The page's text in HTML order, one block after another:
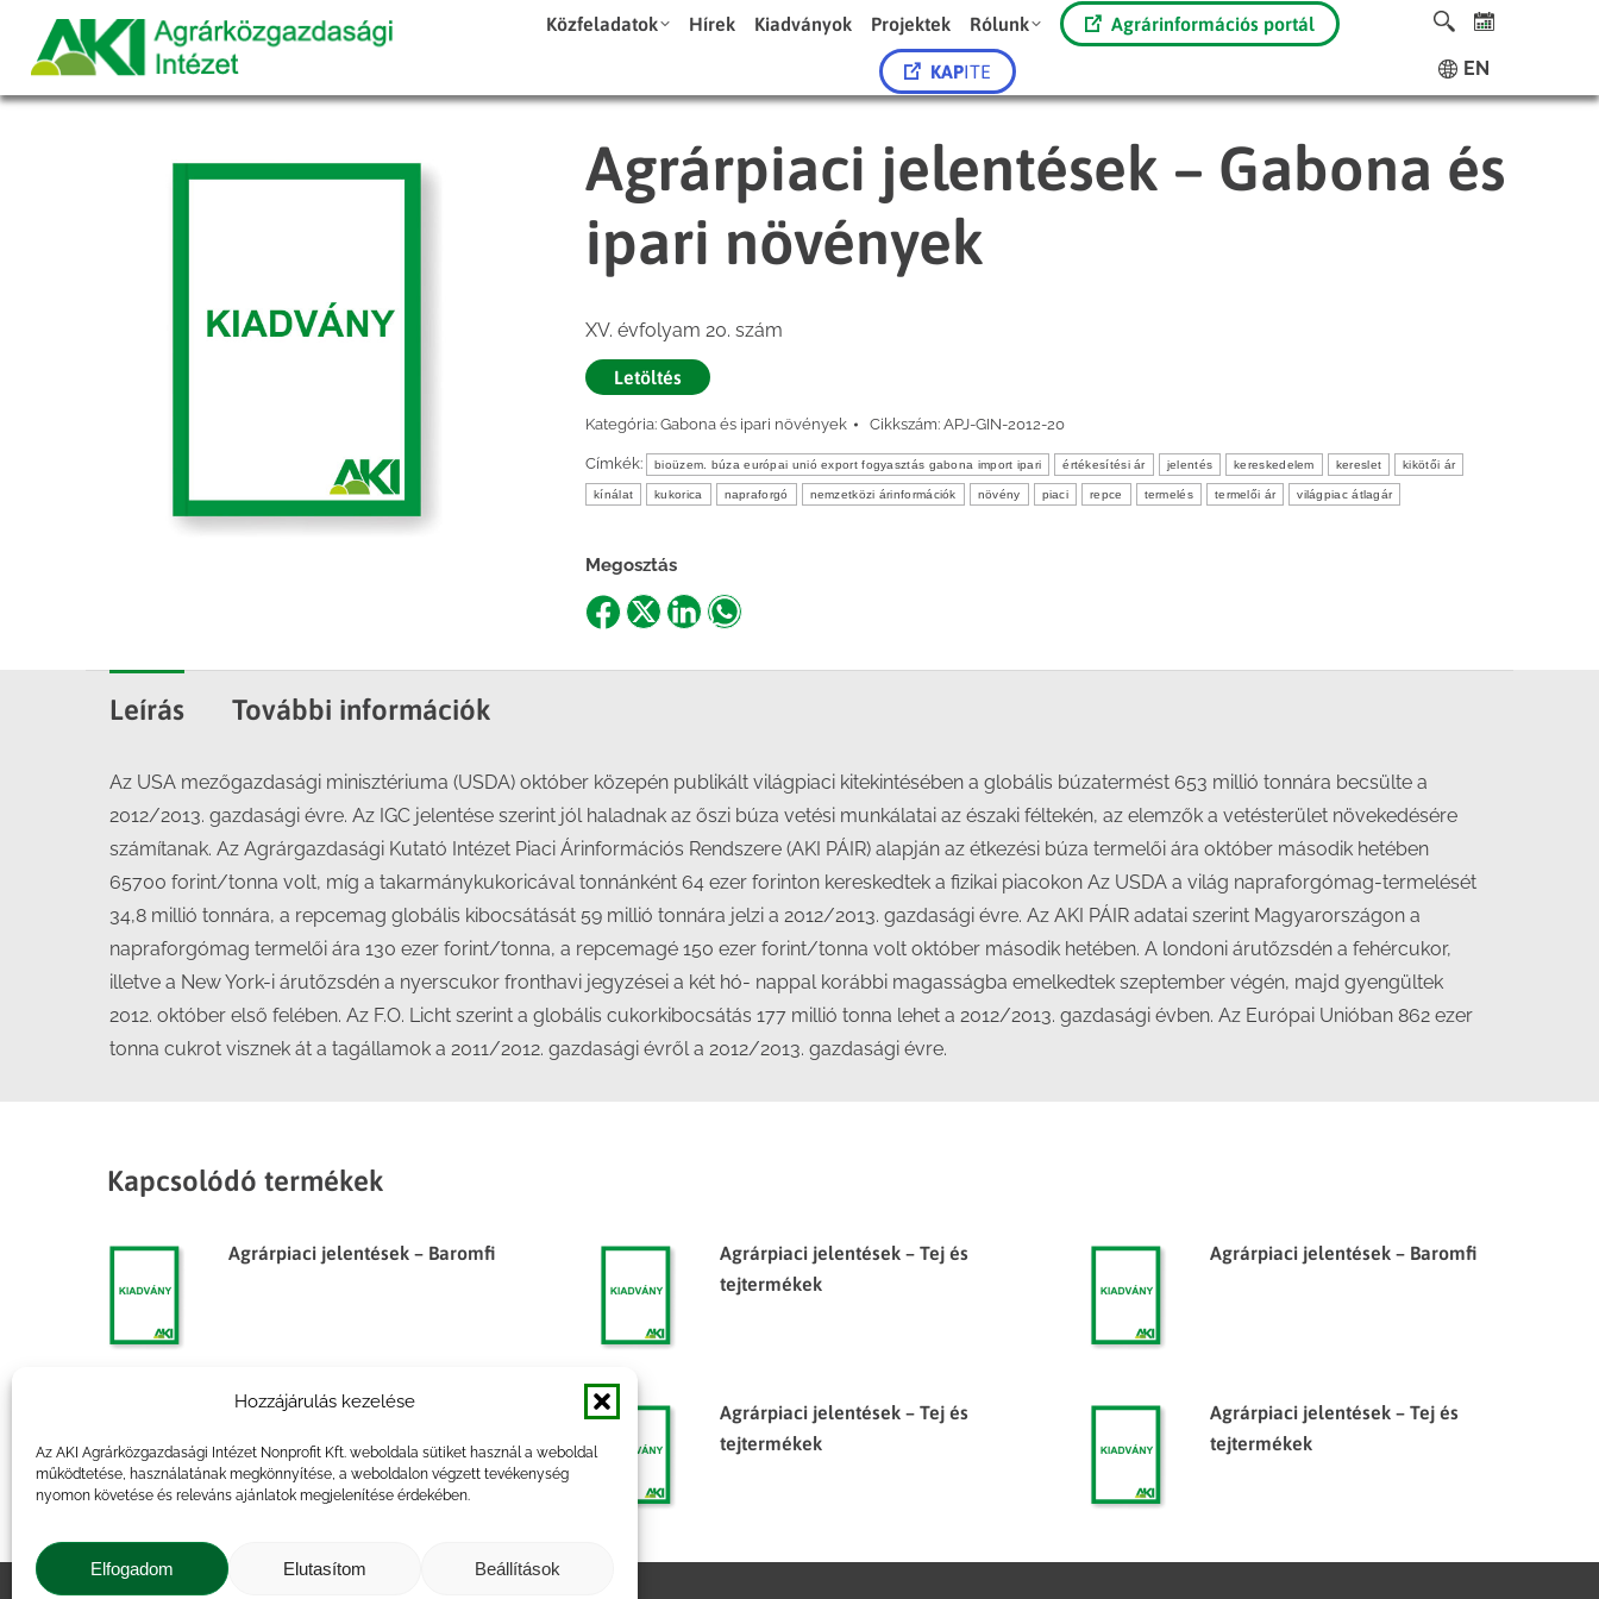
Hozzájárulás kezelése
Az AKI Agrárközgazdasági Intézet Nonprofit Kft. weboldala sütiket használ a weboldal
működtetése, használatának megkönnyítése, a weboldalon végzett tevékenység
nyomon követése és releváns ajánlatok megjelenítése érdekében.
Elfogadom Elutasítom Beállítások
Közfeladatok Hírek Kiadványok Projektek Rólunk Agrárinformációs portál
KAPITE EN
Agrárpiaci jelentések – Gabona és
ipari növények
XV. évfolyam 20. szám
Letöltés
Kategória: Gabona és ipari növények Cikkszám: APJ-GIN-2012-20
Címkék: bioüzem. búza európai unió export fogyasztás gabona import ipari értékesítési ár jelentés kereskedelem kereslet kikötői ár
kínálat kukorica napraforgó nemzetközi árinformációk növény piaci repce termelés termelői ár világpiac átlagár
Megosztás
ShareShareShareShare
Leírás További információk
Az USA mezőgazdasági minisztériuma (USDA) október közepén publikált világpiaci kitekintésében a globális búzatermést 653 millió tonnára becsülte a
2012/2013. gazdasági évre. Az IGC jelentése szerint jól haladnak az őszi búza vetési munkálatai az északi féltekén, az elemzők a vetésterület növekedésére
számítanak. Az Agrárgazdasági Kutató Intézet Piaci Árinformációs Rendszere (AKI PÁIR) alapján az étkezési búza termelői ára október második hetében
65700 forint/tonna volt, míg a takarmánykukoricával tonnánként 64 ezer forinton kereskedtek a fizikai piacokon Az USDA a világ napraforgómag-termelését
34,8 millió tonnára, a repcemag globális kibocsátását 59 millió tonnára jelzi a 2012/2013. gazdasági évre. Az AKI PÁIR adatai szerint Magyarországon a
napraforgómag termelői ára 130 ezer forint/tonna, a repcemagé 150 ezer forint/tonna volt október második hetében. A londoni árutőzsdén a fehércukor,
illetve a New York-i árutőzsdén a nyerscukor fronthavi jegyzései a két hó- nappal korábbi magasságba emelkedtek szeptember végén, majd gyengültek
2012. október első felében. Az F.O. Licht szerint a globális cukorkibocsátás 177 millió tonna lehet a 2012/2013. gazdasági évben. Az Európai Unióban 862 ezer
tonna cukrot visznek át a tagállamok a 2011/2012. gazdasági évről a 2012/2013. gazdasági évre.
Kapcsolódó termékek
Agrárpiaci jelentések – Baromfi
Agrárpiaci jelentések – Tej és
tejtermékek
Agrárpiaci jelentések – Baromfi
Agrárpiaci jelentések – Baromfi
Agrárpiaci jelentések – Tej és
tejtermékek
Agrárpiaci jelentések – Tej és
tejtermékek